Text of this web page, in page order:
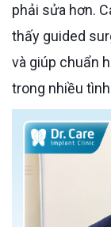
phải sửa hơn.
thấy guided
và giúp chuẩn
trong nhiều